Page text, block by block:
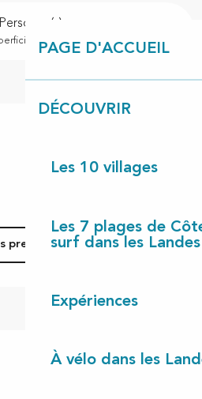
PAGE D'ACCUEIL
DÉCOUVRIR
Les 10 villages
Les 7 plages de
surf dans les Landes
Expériences
À vélo dans les
: 40 m
prestations